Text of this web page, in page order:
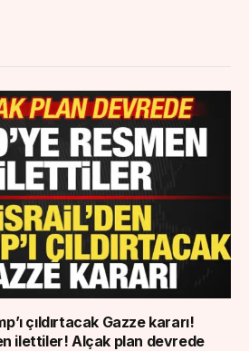
çıldırtacak Gazze kararı!
ilettiler! Alçak plan devrede